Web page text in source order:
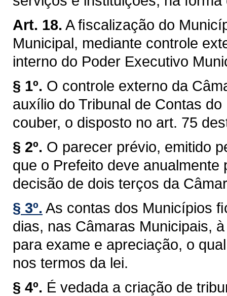
Art. 18. A ﬁscalização do
Municipal, mediante controle
interno do Poder Executivo
§ 1º. O controle externo da
auxílio do Tribunal de Contas
couber, o disposto no art. 75
§ 2º. O parecer prévio, emitido
que o Prefeito deve
decisão de dois terços da
§ 3º. As contas dos Municípios
dias, nas Câmaras Municipais,
para exame e apreciação, o
nos termos da lei.
§ 4º. É vedada a criação de